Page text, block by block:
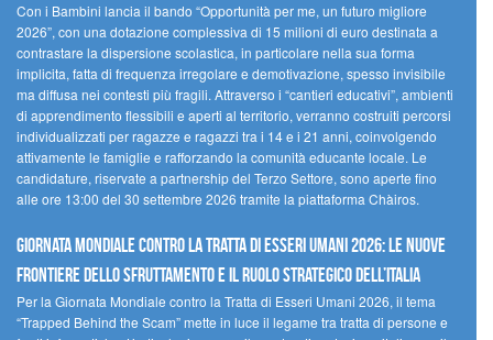
Con i Bambini lancia il bando “Opportunità per me, un futuro migliore
2026”, con una dotazione complessiva di 15 milioni di euro destinata a
contrastare la dispersione scolastica, in particolare nella sua forma
implicita, fatta di frequenza irregolare e demotivazione, spesso invisibile
ma diffusa nei contesti più fragili. Attraverso i “cantieri educativi”, ambienti
di apprendimento flessibili e aperti al territorio, verranno costruiti percorsi
individualizzati per ragazze e ragazzi tra i 14 e i 21 anni, coinvolgendo
attivamente le famiglie e rafforzando la comunità educante locale. Le
candidature, riservate a partnership del Terzo Settore, sono aperte fino
alle ore 13:00 del 30 settembre 2026 tramite la piattaforma Chàiros.
GIORNATA MONDIALE CONTRO LA TRATTA DI ESSERI UMANI 2026: LE NUOVE
FRONTIERE DELLO SFRUTTAMENTO E IL RUOLO STRATEGICO DELL’ITALIA
Per la Giornata Mondiale contro la Tratta di Esseri Umani 2026, il tema
“Trapped Behind the Scam” mette in luce il legame tra tratta di persone e